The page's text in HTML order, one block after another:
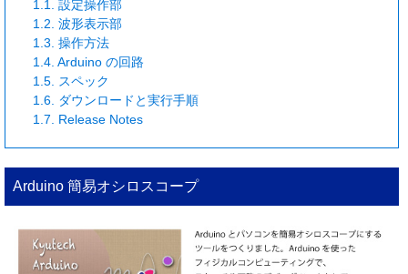
1.1.
設定操作部
1.2. 波形表示部
1.3. 操作方法
1.4. Arduino の回路
1.5.
スペック
1.6.
ダウンロードと実行手順
1.7.
Release Notes
Arduino 簡易オシロスコープ